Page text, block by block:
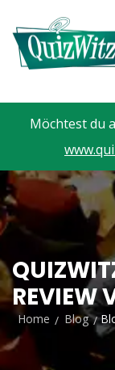
Möchtest du
REVIEW
Home Blog